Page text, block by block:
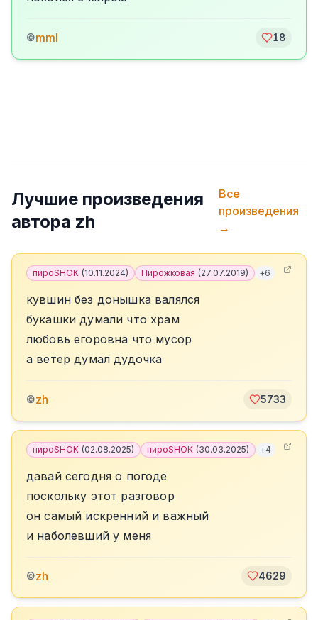
©mml 18
Лучшие произведения
автора zh
Все
произведения
→
пироSHOK (10.11.2024) Пирожковая (27.07.2019) +6
кувшин без донышка валялся
букашки думали что храм
любовь егоровна что мусор
а ветер думал дудочка
©zh 5733
пироSHOK (02.08.2025) пироSHOK (30.03.2025) +4
давай сегодня о погоде
поскольку этот разговор
он самый искренний и важный
и наболевший у меня
©zh 4629